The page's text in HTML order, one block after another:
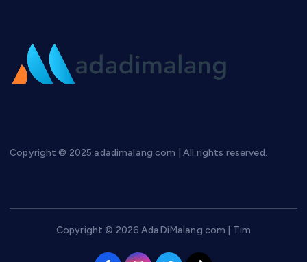
Copyright © 2025 adadimalang.com | All rights reserved.
Copyright © 2026 AdaDiMalang.com | Tim